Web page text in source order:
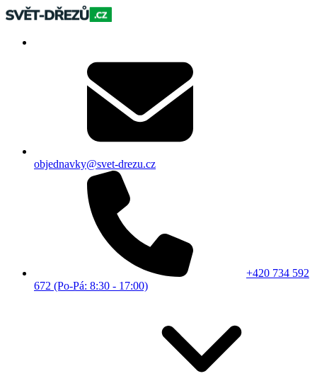
objednavky@svet-drezu.cz
+420 734 592
672 (Po-Pá: 8:30 - 17:00)